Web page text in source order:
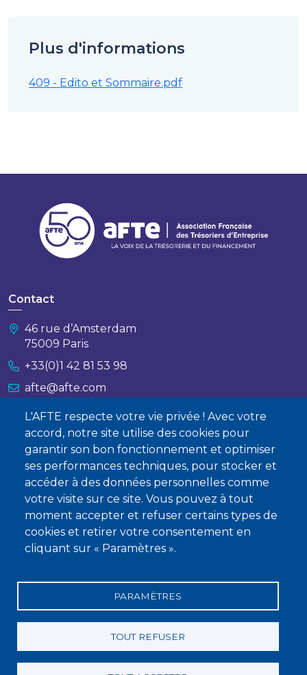
L'AFTE respecte votre vie privée ! Avec votre
accord, notre site utilise des cookies pour
garantir son bon fonctionnement et optimiser
ses performances techniques, pour stocker et
accéder à des données personnelles comme
votre visite sur ce site. Vous pouvez à tout
moment accepter et refuser certains types de
cookies et retirer votre consentement en
cliquant sur « Paramètres ».
PARAMÈTRES
TOUT REFUSER
Plus d'informations
409 - Edito et Sommaire.pdf
Contact
46 rue d’Amsterdam
75009 Paris
+33(0)1 42 81 53 98
afte@afte.com
Nous contacter
À propos
Qui sommes-nous ?
Devenir membre
Mentions légales
Conditions générales de vente